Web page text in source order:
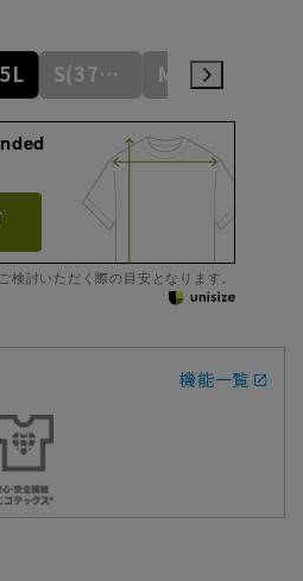
5L S(37cm) M(39cm)
検討いただく際の目安となります。
機能一覧